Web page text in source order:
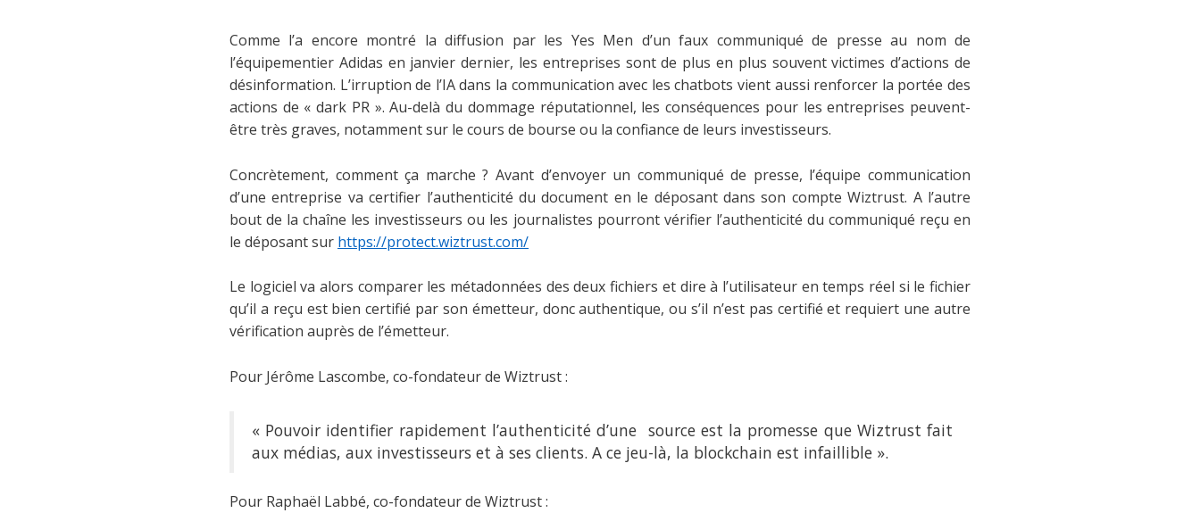
Comme l’a encore montré la diffusion par les Yes Men d’un faux communiqué de presse au nom de
l’équipementier Adidas en janvier dernier, les entreprises sont de plus en plus souvent victimes d’actions de
désinformation. L’irruption de l’IA dans la communication avec les chatbots vient aussi renforcer la portée des
actions de « dark PR ». Au-delà du dommage réputationnel, les conséquences pour les entreprises peuvent-
être très graves, notamment sur le cours de bourse ou la confiance de leurs investisseurs.
Concrètement, comment ça marche ? Avant d’envoyer un communiqué de presse, l’équipe communication
d’une entreprise va certifier l’authenticité du document en le déposant dans son compte Wiztrust. A l’autre
bout de la chaîne les investisseurs ou les journalistes pourront vérifier l’authenticité du communiqué reçu en
le déposant sur https://protect.wiztrust.com/
Le logiciel va alors comparer les métadonnées des deux fichiers et dire à l’utilisateur en temps réel si le fichier
qu’il a reçu est bien certifié par son émetteur, donc authentique, ou s’il n’est pas certifié et requiert une autre
vérification auprès de l’émetteur.
Pour Jérôme Lascombe, co-fondateur de Wiztrust :
« Pouvoir identifier rapidement l’authenticité d’une source est la promesse que Wiztrust fait
aux médias, aux investisseurs et à ses clients. A ce jeu-là, la blockchain est infaillible ».
Pour Raphaël Labbé, co-fondateur de Wiztrust :